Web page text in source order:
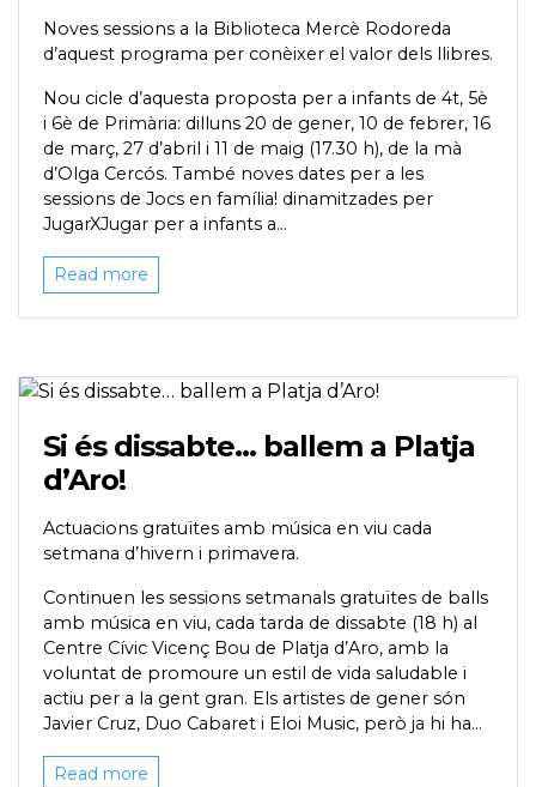
Noves sessions a la Biblioteca Mercè Rodoreda
d’aquest programa per conèixer el valor dels llibres.
Nou cicle d’aquesta proposta per a infants de 4t, 5è
i 6è de Primària: dilluns 20 de gener, 10 de febrer, 16
de març, 27 d’abril i 11 de maig (17.30 h), de la mà
d’Olga Cercós. També noves dates per a les
sessions de Jocs en família! dinamitzades per
JugarXJugar per a infants a...
Read more
Si és dissabte… ballem a Platja
d’Aro!
Actuacions gratuïtes amb música en viu cada
setmana d’hivern i primavera.
Continuen les sessions setmanals gratuïtes de balls
amb música en viu, cada tarda de dissabte (18 h) al
Centre Cívic Vicenç Bou de Platja d’Aro, amb la
voluntat de promoure un estil de vida saludable i
actiu per a la gent gran. Els artistes de gener són
Javier Cruz, Duo Cabaret i Eloi Music, però ja hi ha...
Read more